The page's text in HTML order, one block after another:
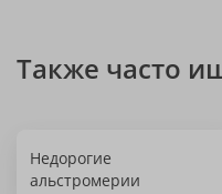
Также часто
Недорогие
альстромерии